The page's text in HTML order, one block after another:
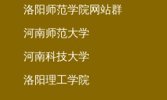
洛阳师范学院网站群
河南师范大学
河南科技大学
洛阳理工学院